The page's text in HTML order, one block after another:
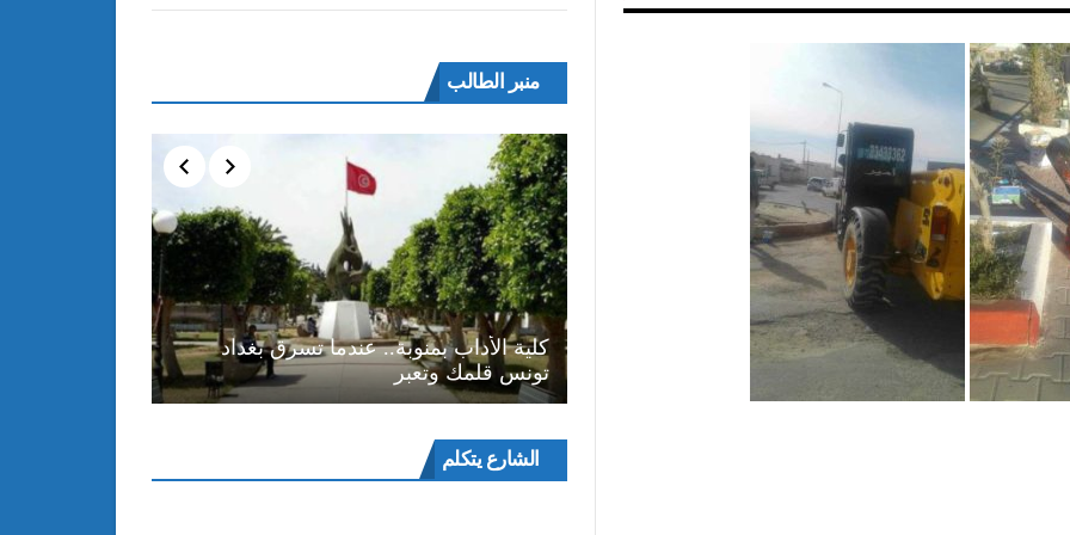
منبر الطالب
كلية الأداب بمنوبة.. عندما تسرق بغداد
تونس قلمك وتعبر
المسرح الجامعي يقود رواده إلى الملتقيات
الدولية…التجربة العمانية نموذجا
الشارع يتكلممشغل
الفيديو